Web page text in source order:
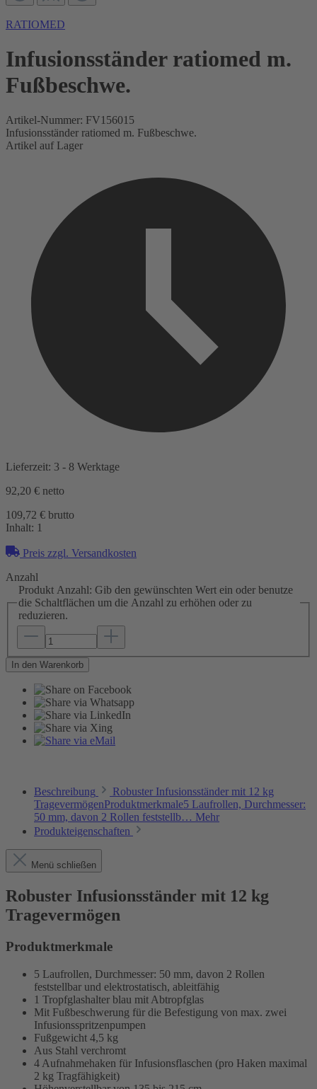
RATIOMED
Infusionsständer ratiomed m.
Fußbeschwe.
Artikel-Nummer: FV156015
Infusionsständer ratiomed m. Fußbeschwe.
Artikel auf Lager
Lieferzeit: 3 - 8 Werktage
92,20 € netto
109,72 € brutto
Inhalt: 1
Preis zzgl. Versandkosten
Anzahl
Produkt Anzahl: Gib den gewünschten Wert ein oder benutze
die Schaltflächen um die Anzahl zu erhöhen oder zu
reduzieren.
In den Warenkorb
Beschreibung
Robuster Infusionsständer mit 12 kg
TragevermögenProduktmerkmale5 Laufrollen, Durchmesser:
50 mm, davon 2 Rollen feststellb… Mehr
Produkteigenschaften
Menü schließen
Robuster Infusionsständer mit 12 kg
Tragevermögen
Produktmerkmale
5 Laufrollen, Durchmesser: 50 mm, davon 2 Rollen
feststellbar und elektrostatisch, ableitfähig
1 Tropfglashalter blau mit Abtropfglas
Mit Fußbeschwerung für die Befestigung von max. zwei
Infusionsspritzenpumpen
Fußgewicht 4,5 kg
Aus Stahl verchromt
4 Aufnahmehaken für Infusionsflaschen (pro Haken maximal
2 kg Tragfähigkeit)